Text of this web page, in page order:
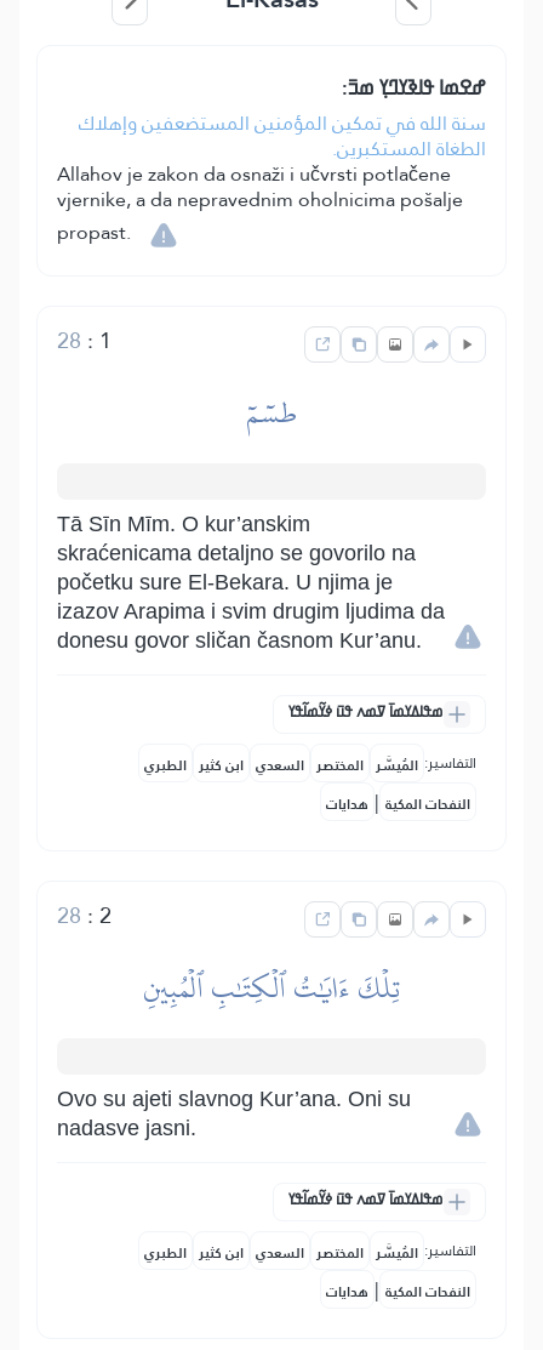
ߝߐߘߊ ߟߊߢߌߣߌ߲ ߘߏ߫:
سنة الله في تمكين المؤمنين المستضعفين وإهلاك
الطغاة المستكبرين.
Allahov je zakon da osnaži i učvrsti potlačene
vjernike, a da nepravednim oholnicima pošalje
propast.
1
:
28
طسٓمٓ
Tā Sīn Mīm. O kur’anskim
skraćenicama detaljno se govorilo na
početku sure El-Bekara. U njima je
izazov Arapima i svim drugim ljudima da
donesu govor sličan časnom Kur’anu.
ߘߟߊߡߌߘߊ߫ ߜߘߍ ߟߎ߫ ߦߌ߬ߘߊ߬ߟߌ
التفاسير: المُيسَّر المختصر السعدي ابن كثير الطبري
النفحات المكية | هدايات
2
:
28
تِلۡكَ ءَايَٰتُ ٱلۡكِتَٰبِ ٱلۡمُبِينِ
Ovo su ajeti slavnog Kur’ana. Oni su
nadasve jasni.
ߘߟߊߡߌߘߊ߫ ߜߘߍ ߟߎ߫ ߦߌ߬ߘߊ߬ߟߌ
التفاسير: المُيسَّر المختصر السعدي ابن كثير الطبري
النفحات المكية | هدايات